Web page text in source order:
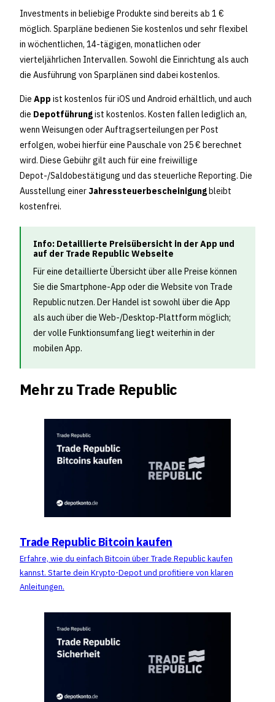
Investments in beliebige Produkte sind bereits ab 1 €
möglich. Sparpläne bedienen Sie kostenlos und sehr flexibel
in wöchentlichen, 14-tägigen, monatlichen oder
vierteljährlichen Intervallen. Sowohl die Einrichtung als auch
die Ausführung von Sparplänen sind dabei kostenlos.
Die App ist kostenlos für iOS und Android erhältlich, und auch
die Depotführungist kostenlos. Kosten fallen lediglich an,
wenn Weisungen oder Auftragserteilungen per Post
erfolgen, wobei hierfür eine Pauschale von 25 € berechnet
wird. Diese Gebühr gilt auch für eine freiwillige
Depot-/Saldobestätigung und das steuerliche Reporting. Die
Ausstellung einerJahressteuerbescheinigung bleibt
kostenfrei.
Info: Detaillierte Preisübersicht in der App und
auf der Trade Republic Webseite
Für eine detaillierte Übersicht über alle Preise können
Sie die Smartphone-App oder die Website von Trade
Republic nutzen. Der Handel ist sowohl über die App
als auch über die Web-/Desktop-Plattform möglich;
der volle Funktionsumfang liegt weiterhin in der
mobilen App.
Mehr zu Trade Republic
Trade Republic Bitcoin kaufen
Erfahre, wie du einfach Bitcoin über Trade Republic kaufen
kannst. Starte dein Krypto-Depot und profitiere von klaren
Anleitungen.